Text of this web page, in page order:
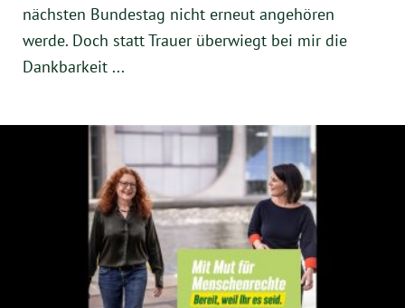
Instagram
nächsten Bundestag nicht erneut angehören
werde. Doch statt Trauer überwiegt bei mir die
Dankbarkeit ...